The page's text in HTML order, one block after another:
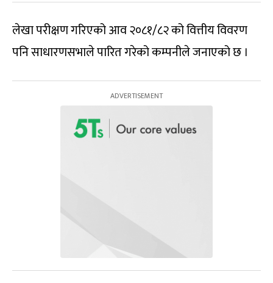
लेखा परीक्षण गरिएको आव २०८१/८२ को वित्तीय विवरण
पनि साधारणसभाले पारित गरेको कम्पनीले जनाएको छ ।